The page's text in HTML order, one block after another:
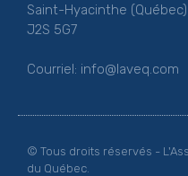
Saint-Hyacinthe (Québec)
J2S 5G7
Courriel: info@laveq.com
© Tous droits réservés -
du Québec.